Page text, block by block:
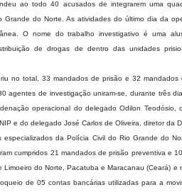
ao todo 40 acusados de integrarem uma
do Norte. As atividades do último dia da
O nome do trabalho investigativo é uma
de drogas de dentro das unidades
no total, 33 mandados de prisão e 32
agentes de investigação uniram-se, durante três
operacional do delegado Odilon Teodósio,
e do delegado José Carlos de Oliveira, diretor da
da Polícia Civil do Rio Grande do
cumpridos 21 mandados de prisão preventiva e
do Norte, Pacatuba e Maracanau (Ceará) e
de 05 contas bancárias utilizadas para a